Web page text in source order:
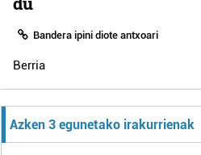
Bandera ipini diote antxoari
Berria
Azken 3 egunetako irakurrienak